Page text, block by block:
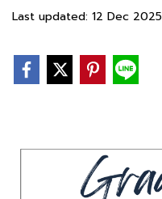
Last updated: 12 Dec 2025